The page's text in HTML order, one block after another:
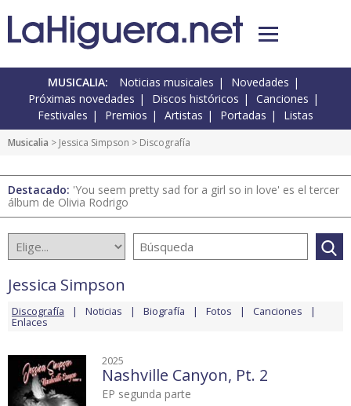
MUSICALIA: Noticias musicales
Novedades
Próximas novedades
Discos históricos
Canciones
Festivales
Premios Artistas Portadas Listas
Musicalia > Jessica Simpson > Discografía
Destacado: 'You seem pretty sad for a girl so in love' es el tercer
álbum de Olivia Rodrigo
Jessica Simpson
Discografía Noticias Biografía Fotos Canciones
Enlaces
2025
Nashville Canyon, Pt. 2
EP segunda parte